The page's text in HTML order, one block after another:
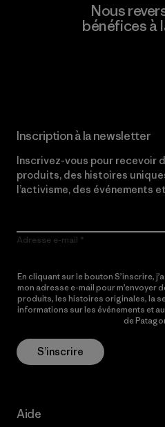
Nous
bénéfices à
Inscription à la newsletter
Inscrivez-vous pour recevoir
produits, des histoires
l’activisme, des événements
Adresse e-mail
En cliquant sur le bouton S’inscrire,
mon adresse e-mail pour m’envoyer
produits, les histoires originales, la
informations sur les événements et
de
S’inscrire
Aide